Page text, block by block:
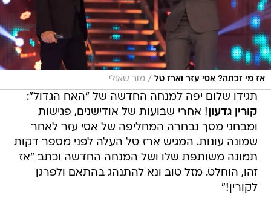
אז מי זכתה? אסי עזר וארז טל / מור שאולי
תגידו שלום יפה למנחה החדשה של "האח הגדול":
קורין גדעון! אחרי שבועות של אודישנים, פגישות
ומבחני מסך נבחרה המחליפה של אסי עזר לאחר
שמונה עונות. המגיש ארז טל העלה לפני מספר דקות
תמונה משותפת שלו ושל המנחה החדשה וכתב "אז
זהו, הוחלט. מזל טוב ונא להתנהג בהתאם ולפרגן
לקורין!"